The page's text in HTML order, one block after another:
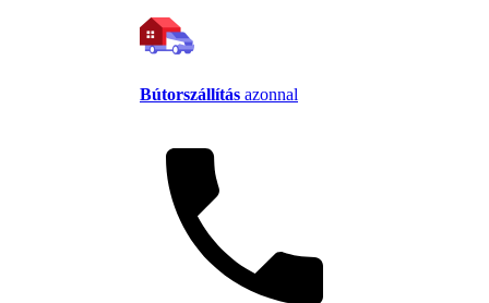
Bútorszállítás azonnal